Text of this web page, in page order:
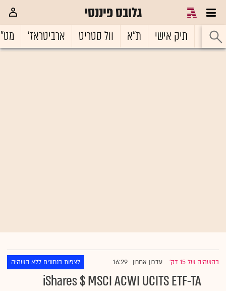
גלובס פיננסי
ראשי תיק אישי ת"א וול סטריט ארביטראז'
בהשהיה של 15 דק' |עדכון אחרון 16:29 לצפות בנתונים ללא השהיה
iShares $ MSCI ACWI UCITS ETF-TA